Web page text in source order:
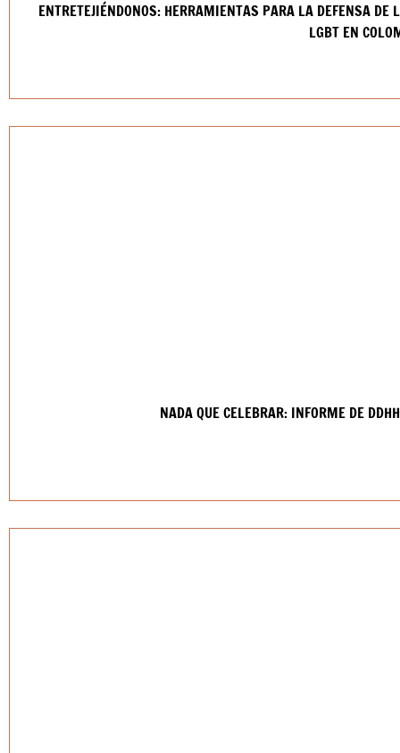
ENTRETEJIÉNDONOS: HERRAMIENTAS PARA LA DEFENSA DE
LGBT EN
NADA QUE CELEBRAR: INFORME DE